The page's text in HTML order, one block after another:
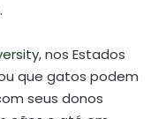
nos Estados
que gatos podem
seus donos